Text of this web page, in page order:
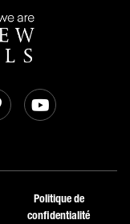
Politique de
confidentialité